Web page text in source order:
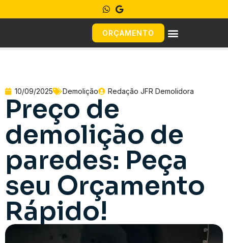
ORÇAMENTO
10/09/2025 Demolição Redação JFR Demolidora
Preço de
demolição de
paredes: Peça
seu Orçamento
Rápido!